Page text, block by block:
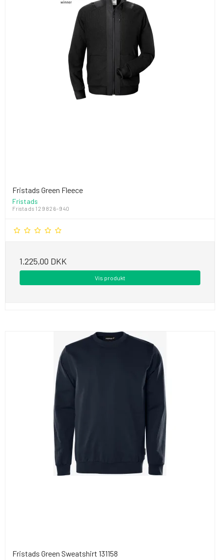
Fristads Green Fleece
Fristads
Fristads 129826-940
1.225,00 DKK
Vis produkt
Fristads Green Sweatshirt 131158